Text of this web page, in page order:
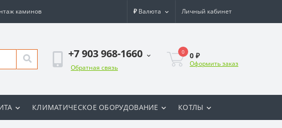
каминов ₽ Валюта Личный кабинет
+7 903 968-1660
Обратная связь
0 0 ₽
Оформить заказ
КЛИМАТИЧЕСКОЕ ОБОРУДОВАНИЕ КОТЛЫ